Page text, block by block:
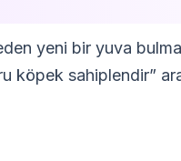
yeni bir yuva
köpek sahiplendir”